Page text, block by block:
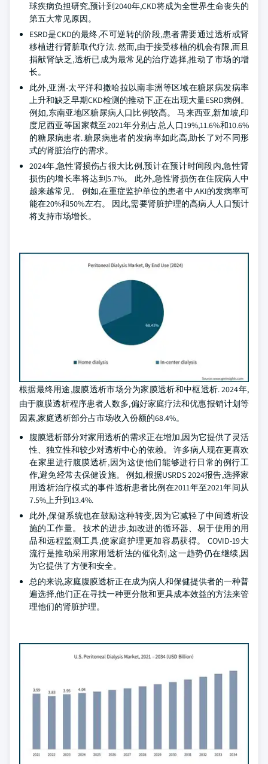
球疾病负担研究,预计到2040年,CKD将成为全世界生命丧失的
第五大常见原因。
ESRD是CKD的最终,不可逆转的阶段,患者需要通过透析或肾
移植进行肾脏取代疗法. 然而,由于接受移植的机会有限,而且
捐献肾缺乏,透析已成为最常见的治疗选择,推动了市场的增
长。
此外,亚洲-太平洋和撒哈拉以南非洲等区域在糖尿病发病率
上升和缺乏早期CKD检测的推动下,正在出现大量ESRD病例。
例如,东南亚地区糖尿病人口比例较高。 马来西亚,新加坡,印
度尼西亚等国家截至2021年分别占总人口19%,11.6%和10.6%
的糖尿病患者. 糖尿病患者的发病率如此高,助长了对不同形
式的肾脏治疗的需求。
2024年,急性肾损伤占很大比例,预计在预计时间段内,急性肾
损伤的增长率将达到5.7%。 此外,急性肾损伤在住院病人中
越来越常见。 例如,在重症监护单位的患者中,AKI的发病率可
能在20%和50%左右。 因此,需要肾脏护理的高病人人口预计
将支持市场增长。
根据最终用途,腹膜透析市场分为家膜透析和中枢透析. 2024年,
由于腹膜透析程序患者人数多,偏好家庭疗法和优惠报销计划等
因素,家庭透析部分占市场收入份额的68.4%。
腹膜透析部分对家用透析的需求正在增加,因为它提供了灵活
性、独立性和较少对透析中心的依赖。 许多病人现在更喜欢
在家里进行腹膜透析,因为这使他们能够进行日常的例行工
作,避免经常去保健设施。 例如,根据USRDS 2024报告,选择家
用透析治疗模式的事件透析患者比例在2011年至2021年间从
7.5%上升到13.4%.
此外,保健系统也在鼓励这种转变,因为它减轻了中间透析设
施的工作量。 技术的进步,如改进的循环器、易于使用的用
品和远程监测工具,使家庭护理更加容易获得。 COVID-19大
流行是推动采用家用透析法的催化剂,这一趋势仍在继续,因
为它提供了方便和安全。
总的来说,家庭腹膜透析正在成为病人和保健提供者的一种普
遍选择,他们正在寻找一种更分散和更具成本效益的方法来管
理他们的肾脏护理。